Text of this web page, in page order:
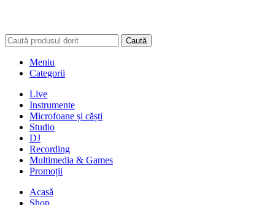
Caută
Meniu
Categorii
Live
Instrumente
Microfoane și căști
Studio
DJ
Recording
Multimedia & Games
Promoții
Acasă